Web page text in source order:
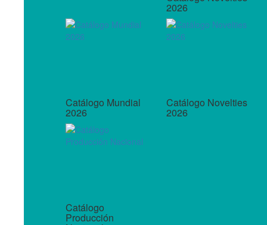
2026
Catálogo Mundial
2026
Catálogo Novelties
2026
Catálogo
Producción